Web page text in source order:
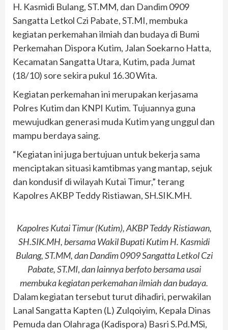
H. Kasmidi Bulang, ST.MM, dan Dandim 0909
Sangatta Letkol Czi Pabate, ST.MI, membuka
kegiatan perkemahan ilmiah dan budaya di Bumi
Perkemahan Dispora Kutim, Jalan Soekarno Hatta,
Kecamatan Sangatta Utara, Kutim, pada Jumat
(18/10) sore sekira pukul 16.30 Wita.
Kegiatan perkemahan ini merupakan kerjasama
Polres Kutim dan KNPI Kutim. Tujuannya guna
mewujudkan generasi muda Kutim yang unggul dan
mampu berdaya saing.
“Kegiatan ini juga bertujuan untuk bekerja sama
menciptakan situasi kamtibmas yang mantap, sejuk
dan kondusif di wilayah Kutai Timur,” terang
Kapolres AKBP Teddy Ristiawan, SH.SIK.MH.
Kapolres Kutai Timur (Kutim), AKBP Teddy Ristiawan,
SH.SIK.MH, bersama Wakil Bupati Kutim H. Kasmidi
Bulang, ST.MM, dan Dandim 0909 Sangatta Letkol Czi
Pabate, ST.MI,dan lainnya berfoto bersama usai
membuka kegiatan perkemahan ilmiah dan budaya.
Dalam kegiatan tersebut turut dihadiri, perwakilan
Lanal Sangatta Kapten (L) Zulqoiyim, Kepala Dinas
Pemuda dan Olahraga (Kadispora) Basri S.Pd.MSi,